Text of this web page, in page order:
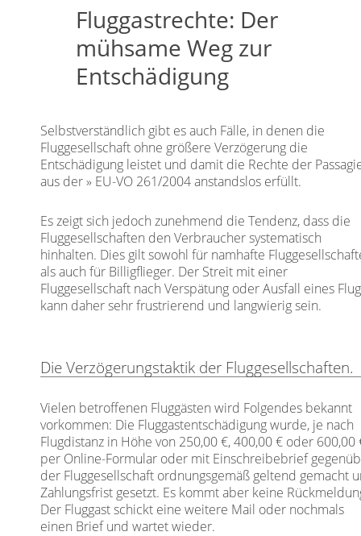
Fluggastrechte: Der
mühsame Weg zur
Entschädigung
Selbstverständlich gibt es auch Fälle, in denen die
Fluggesellschaft ohne größere Verzögerung die
Entschädigung leistet und damit die Rechte der
aus der EU-VO 261/2004anstandslos erfüllt.
Es zeigt sich jedoch zunehmend die Tendenz, dass die
Fluggesellschaften den Verbraucher systematisch
hinhalten. Dies gilt sowohl für namhafte
als auch für Billigflieger. Der Streit mit einer
Fluggesellschaft nach Verspätung oder Ausfall eines
kann daher sehr frustrierend und langwierig sein.
Die Verzögerungstaktik der Fluggesellschaften.
Vielen betroffenen Fluggästen wird Folgendes bekannt
vorkommen: Die Fluggastentschädigung wurde, je nach
Flugdistanz in Höhe von 250,00 €, 400,00 € oder 600,00
per Online-Formular oder mit Einschreibebrief
der Fluggesellschaft ordnungsgemäß geltend gemacht
Zahlungsfrist gesetzt. Es kommt aber keine
Der Fluggast schickt eine weitere Mail oder nochmals
einen Brief und wartet wieder.